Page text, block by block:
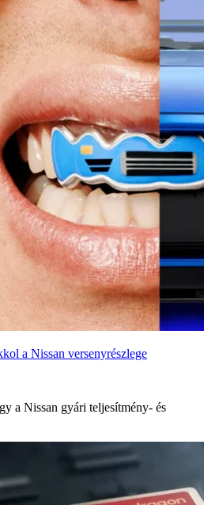
a Nissan versenyrészlege
a Nissan gyári teljesítmény- és